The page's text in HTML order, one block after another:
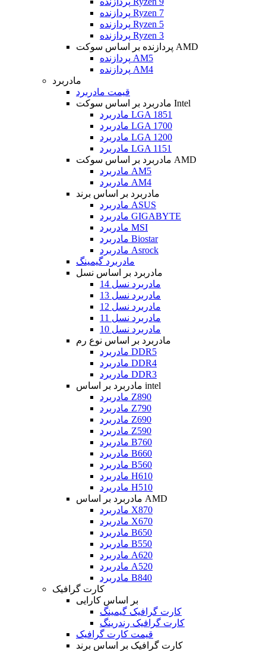
پردازنده Ryzen 7
پردازنده Ryzen 5
پردازنده Ryzen 3
پردازنده بر اساس سوکت AMD
پردازنده AM5
پردازنده AM4
مادربرد
قیمت مادربرد
مادربرد بر اساس سوکت Intel
مادربرد LGA 1851
مادربرد LGA 1700
مادربرد LGA 1200
مادربرد LGA 1151
مادربرد بر اساس سوکت AMD
مادربرد AM5
مادربرد AM4
مادربرد بر اساس برند
مادربرد ASUS
مادربرد GIGABYTE
مادربرد MSI
مادربرد Biostar
مادربرد Asrock
مادربرد گیمینگ
مادربرد بر اساس نسل
مادربرد نسل 14
مادربرد نسل 13
مادربرد نسل 12
مادربرد نسل 11
مادربرد نسل 10
مادربرد بر اساس نوع رم
مادربرد DDR5
مادربرد DDR4
مادربرد DDR3
مادربرد بر اساس intel
مادربرد Z890
مادربرد Z790
مادربرد Z690
مادربرد Z590
مادربرد B760
مادربرد B660
مادربرد B560
مادربرد H610
مادربرد H510
مادربرد بر اساس AMD
مادربرد X870
مادربرد X670
مادربرد B650
مادربرد B550
مادربرد A620
مادربرد A520
مادربرد B840
کارت گرافیک
بر اساس کارایی
کارت گرافیک گیمینگ
کارت گرافیک رندرینگ
قیمت کارت گرافیک
کارت گرافیک بر اساس برند